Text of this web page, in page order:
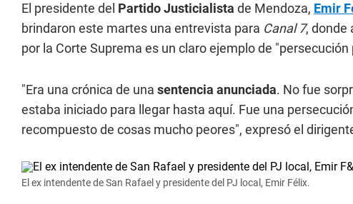
El presidente del Partido Justicialista de Mendoza, Emir
brindaron este martes una entrevista para Canal 7, donde
por la Corte Suprema es un claro ejemplo de "persecución
"Era una crónica de una sentencia anunciada. No fue
estaba iniciado para llegar hasta aquí. Fue una
recompuesto de cosas mucho peores", expresó el
El ex intendente de San Rafael y presidente del PJ local, Emir Félix.